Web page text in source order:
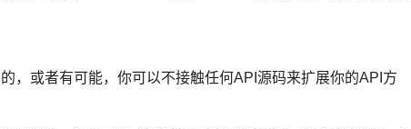
，或者有可能，你可以不接触任何API源码来扩展你的API方